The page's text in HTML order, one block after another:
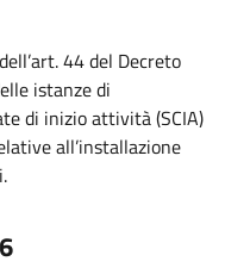
art. 44 del Decreto
istanze di
di inizio attività (SCIA)
all’installazione